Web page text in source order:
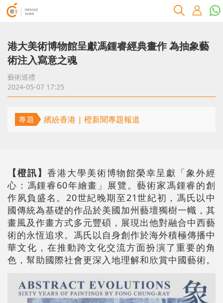
港大美術博物館呈獻馮鍾睿經典畫作 為抽象藝
術注入寫意之魂
藝術巡禮
2024-05-07 17:25
專題 繽紛香港 | 橙新聞專題報道
【橙訊】 香港大學美術博物館榮幸呈獻「象外經
心：馮鍾睿60年繪畫」展覽。藝術家馮鍾睿的創
作夙負盛名。20世紀晚期至21世紀初，馮氏以中
國傳統為基礎的作品於美國加州藝壇獨樹一幟，其
畫風及作畫方式多元豐碩，展現出他對融合中西藝
術的永恆追求。馮氏以自身創作於海外積極傳播中
華文化，在推動跨文化交流方面扮演了重要的角
色，幫助國際社會更深入地理解和欣賞中國藝術。